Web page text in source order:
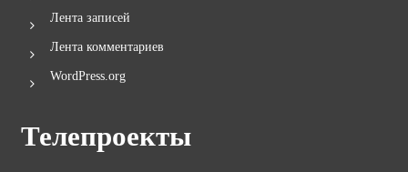
Лента записей
Лента комментариев
WordPress.org
Телепроекты